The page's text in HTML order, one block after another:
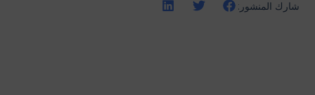
شارك المنشور: